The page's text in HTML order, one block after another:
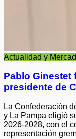
Actualidad y
Pablo Ginestet
presidente de
La Confederación
y La Pampa eligió
2026-2028, con el
representación